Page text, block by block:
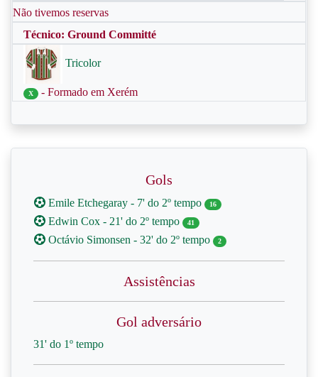
Não tivemos reservas
Técnico: Ground Committé
Tricolor
X - Formado em Xerém
Gols
Emile Etchegaray - 7' do 2º tempo 16
Edwin Cox - 21' do 2º tempo 41
Octávio Simonsen - 32' do 2º tempo 2
Assistências
Gol adversário
31' do 1º tempo